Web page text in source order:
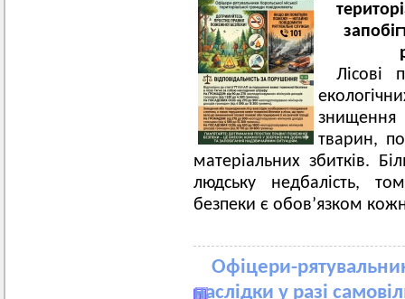
Лісові
тварин,
матеріальних збитків.
людську недбалість,
безпеки є обов’язком
Офіцери-
наслідки у разі